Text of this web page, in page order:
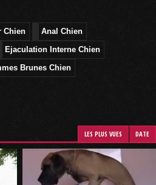
Chien
Anal Chien
Ejaculation Interne Chien
Brunes Chien
LES PLUS VUES DATE